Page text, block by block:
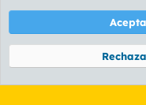
Términos y
Community platform by